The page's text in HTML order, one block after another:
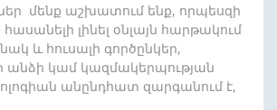
մենք աշխատում ենք, որպեսզի
լինել օնլայն հարթակում
և հուսալի գործընկեր,
անձի կամ կազմակերպության
անընդհատ զարգանում է,